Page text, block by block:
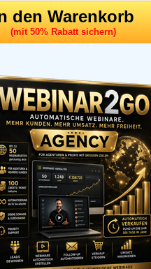
den Warenkorb
(mit 50% Rabatt sichern)